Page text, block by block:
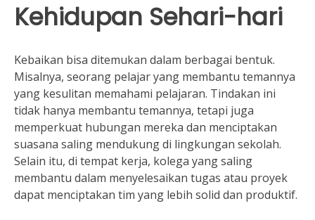
Kehidupan Sehari-hari
Kebaikan bisa ditemukan dalam berbagai bentuk.
Misalnya, seorang pelajar yang membantu temannya
yang kesulitan memahami pelajaran. Tindakan ini
tidak hanya membantu temannya, tetapi juga
memperkuat hubungan mereka dan menciptakan
suasana saling mendukung di lingkungan sekolah.
Selain itu, di tempat kerja, kolega yang saling
membantu dalam menyelesaikan tugas atau proyek
dapat menciptakan tim yang lebih solid dan produktif.